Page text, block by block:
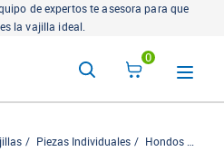
de expertos te asesora para que
la vajilla ideal.
0
Piezas Individuales Hondos